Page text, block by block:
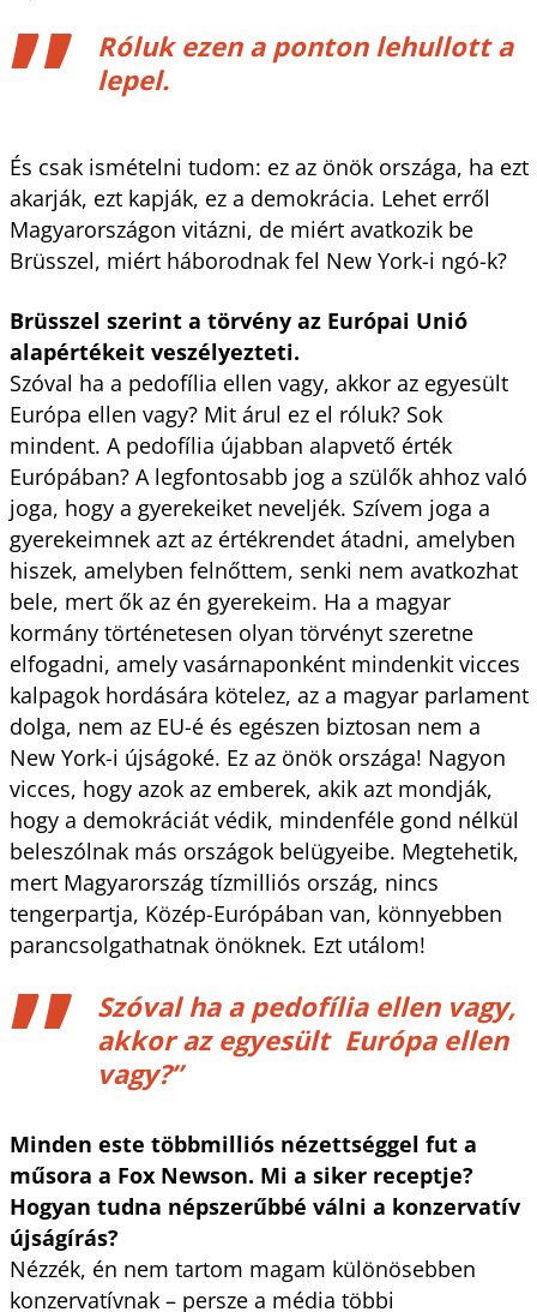
Róluk ezen a ponton lehullott a
lepel.
És csak ismételni tudom: ez az önök országa, ha ezt
akarják, ezt kapják, ez a demokrácia. Lehet erről
Magyarországon vitázni, de miért avatkozik be
Brüsszel, miért háborodnak fel New York-i ngó-k?
Brüsszel szerint a törvény az Európai Unió
alapértékeit veszélyezteti.
Szóval ha a pedofília ellen vagy, akkor az egyesült
Európa ellen vagy? Mit árul ez el róluk? Sok
mindent. A pedofília újabban alapvető érték
Európában? A legfontosabb jog a szülők ahhoz való
joga, hogy a gyerekeiket neveljék. Szívem joga a
gyerekeimnek azt az értékrendet átadni, amelyben
hiszek, amelyben felnőttem, senki nem avatkozhat
bele, mert ők az én gyerekeim. Ha a magyar
kormány történetesen olyan törvényt szeretne
elfogadni, amely vasárnaponként mindenkit vicces
kalpagok hordására kötelez, az a magyar parlament
dolga, nem az EU-é és egészen biztosan nem a
New York-i újságoké. Ez az önök országa! Nagyon
vicces, hogy azok az emberek, akik azt mondják,
hogy a demokráciát védik, mindenféle gond nélkül
beleszólnak más országok belügyeibe. Megtehetik,
mert Magyarország tízmilliós ország, nincs
tengerpartja, Közép-Európában van, könnyebben
parancsolgathatnak önöknek. Ezt utálom!
Szóval ha a pedofília ellen vagy,
akkor az egyesült Európa ellen
vagy?”
Minden este többmilliós nézettséggel fut a
műsora a Fox Newson. Mi a siker receptje?
Hogyan tudna népszerűbbé válni a konzervatív
újságírás?
Nézzék, én nem tartom magam különösebben
konzervatívnak – persze a média többi